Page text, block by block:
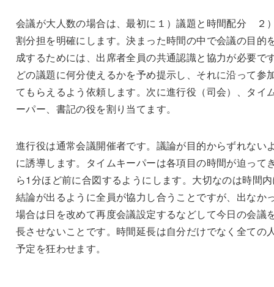
会議が大人数の場合は、最初に１）議題と時間配分 ２
割分担を明確にします。決まった時間の中で会議の目的
成するためには、出席者全員の共通認識と協力が必要で
どの議題に何分使えるかを予め提示し、それに沿って参
てもらえるよう依頼します。次に進行役（司会）、タイ
ーパー、書記の役を割り当てます。
進行役は通常会議開催者です。議論が目的からずれない
に誘導します。タイムキーパーは各項目の時間が迫って
ら1分ほど前に合図するようにします。大切なのは時間
結論が出るように全員が協力し合うことですが、出なか
場合は日を改めて再度会議設定するなどして今日の会議
長させないことです。時間延長は自分だけでなく全ての
予定を狂わせます。